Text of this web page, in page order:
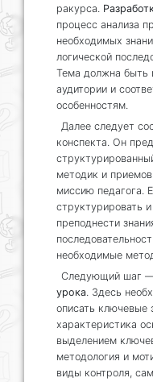
ракурса.
процесс анализа
необходимых
логической
Тема должна быть
аудитории и
особенностям.
Далее следует
конспекта. Он
методик и
миссию педагога.
структурировать
преподнести
необходимые
Следующий шаг
урока. Здесь
описать ключевые
характеристика
выделением
методология и
виды контроля,